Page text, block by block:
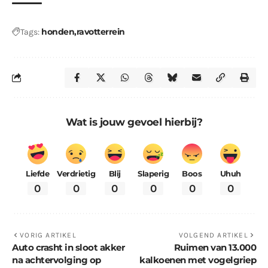
Tags: hondenravotterrein
Wat is jouw gevoel hierbij?
Liefde
0
Verdrietig
0
Blij
0
Slaperig
0
Boos
0
Uhuh
0
VORIG ARTIKEL
Auto crasht in sloot akker
na achtervolging op
VOLGEND ARTIKEL
Ruimen van 13.000
kalkoenen met vogelgriep